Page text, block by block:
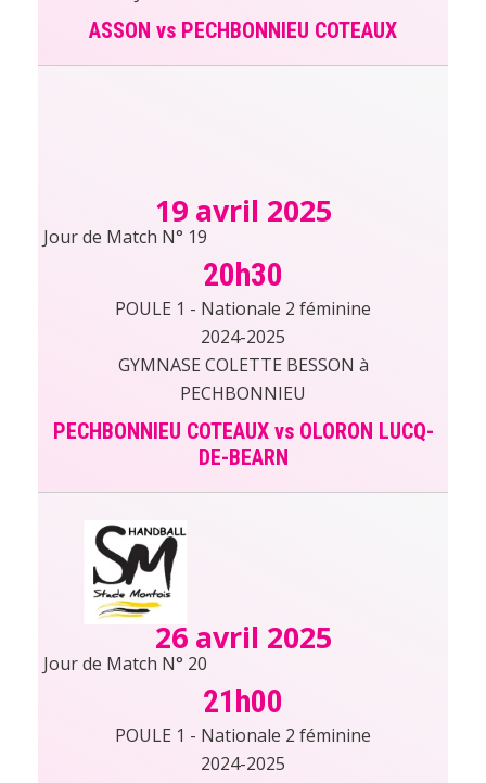
ASSON vs PECHBONNIEU COTEAUX
19 avril 2025
Jour de Match N° 19
20h30
POULE 1 - Nationale 2 féminine
2024-2025
GYMNASE COLETTE BESSON à
PECHBONNIEU
PECHBONNIEU COTEAUX vs OLORON LUCQ-
DE-BEARN
26 avril 2025
Jour de Match N° 20
21h00
POULE 1 - Nationale 2 féminine
2024-2025